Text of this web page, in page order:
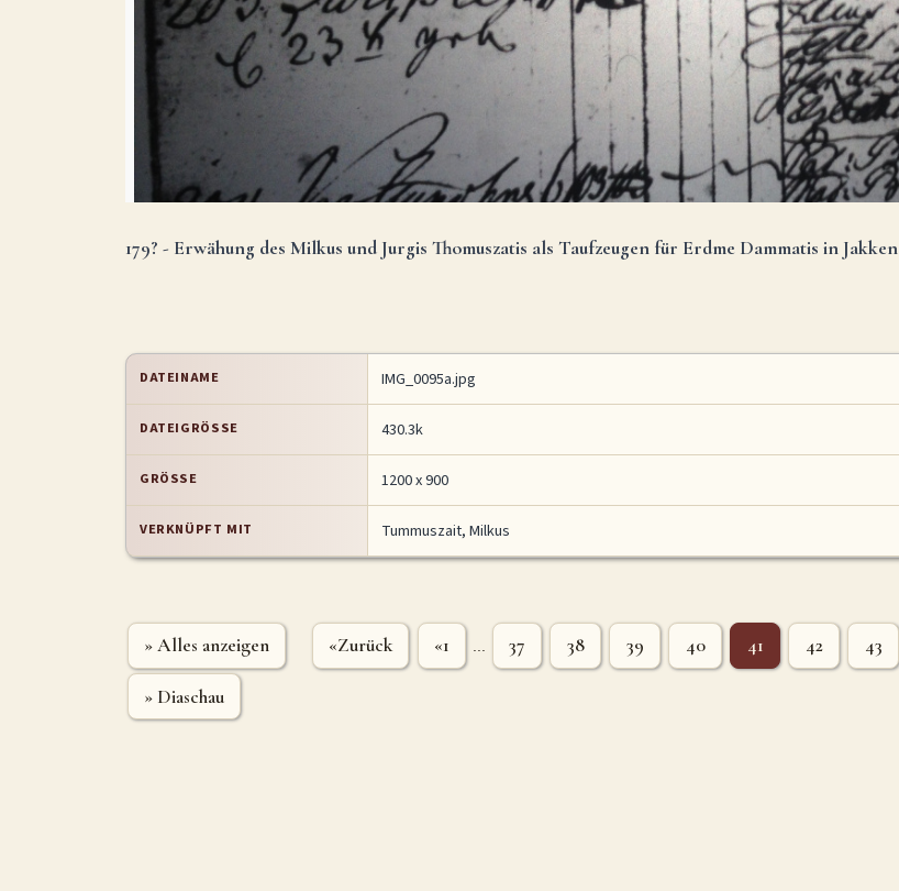
179? - Erwähung des Milkus und Jurgis Thomuszatis als Taufzeugen für Erdme Dammatis in Jakken
DATEINAME IMG_0095a.jpg
DATEIGRÖSSE 430.3k
GRÖSSE 1200 x 900
VERKNÜPFT MIT Tummuszait, Milkus
» Alles anzeigen «Zurück «1 37 38 39 40 41 42 43
» Diaschau